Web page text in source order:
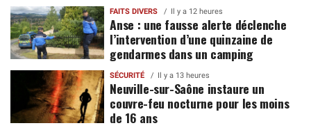
FAITS DIVERS Il y a 12 heures
Anse : une fausse alerte déclenche
l’intervention d’une quinzaine de
gendarmes dans un camping
SÉCURITÉ Il y a 13 heures
Neuville-sur-Saône instaure un
couvre-feu nocturne pour les moins
de 16 ans